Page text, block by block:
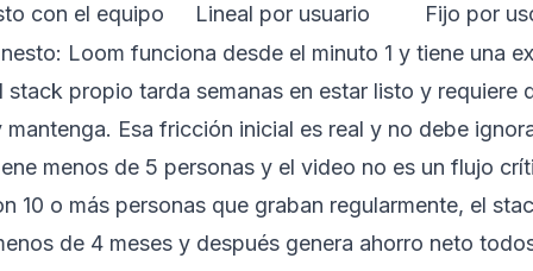
con el equipo
Lineal por usuario
Fijo por
Loom funciona desde el minuto 1 y tiene una
stack propio tarda semanas en estar listo y requiere
Esa fricción inicial es real y no debe
menos de 5 personas y el video no es un flujo
10 o más personas que graban regularmente, el
de 4 meses y después genera ahorro neto